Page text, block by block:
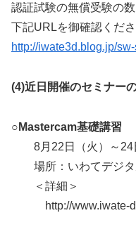
認証試験の無償受験の
下記URLを御確認くださ
http://iwate3d.blog.jp/
(4)近日開催のセミナー
○Mastercam基礎講習
8月22日（火）～
場所：いわてデジタ
＜詳細＞
http://www.iwate-